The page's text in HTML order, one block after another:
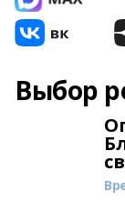
Выбор